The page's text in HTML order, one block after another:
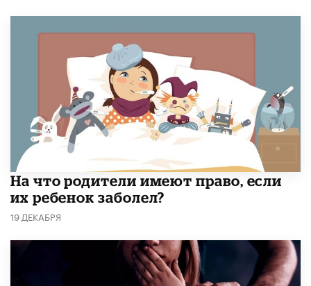
На что родители имеют право, если
их ребенок заболел?
19 ДЕКАБРЯ